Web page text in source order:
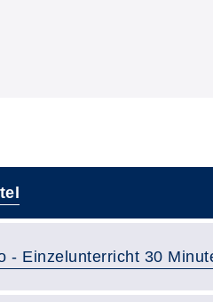
- Einzelunterricht 30